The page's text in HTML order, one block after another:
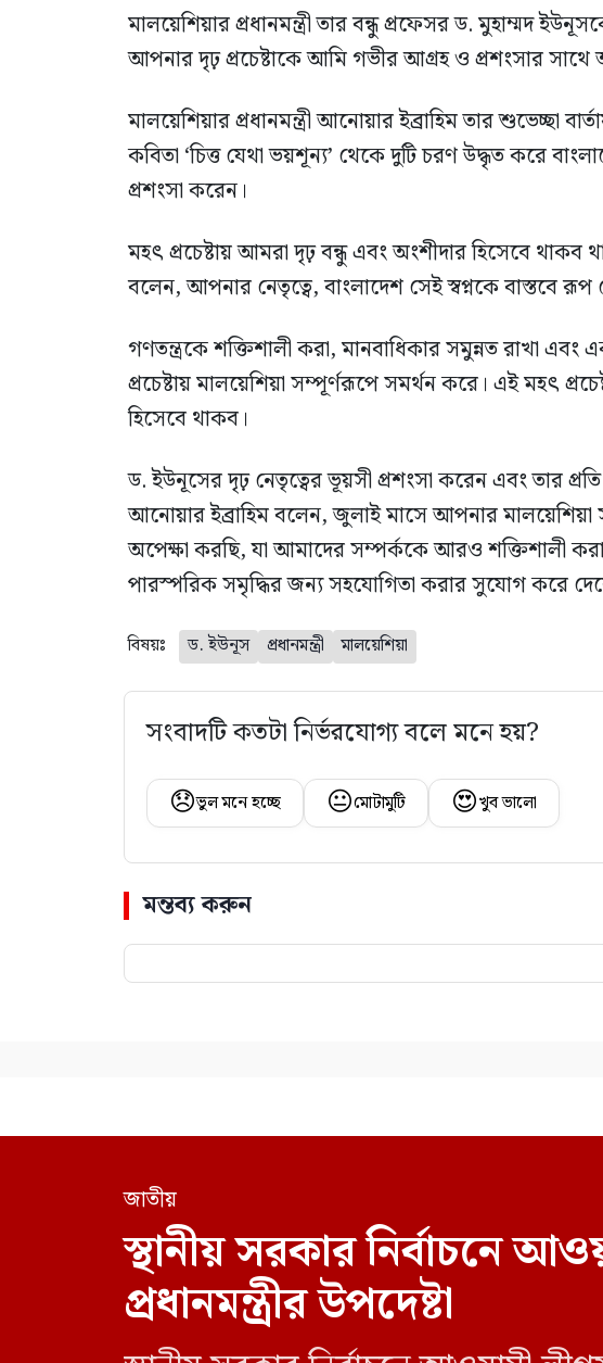
মালয়েশিয়ার প্রধানমন্ত্রী তার বন্ধু প্রফেসর ড. মুহাম্মদ
আপনার দৃঢ় প্রচেষ্টাকে আমি গভীর আগ্রহ ও প্রশংসার
মালয়েশিয়ার প্রধানমন্ত্রী আনোয়ার ইব্রাহিম তার শুভেচ্ছা
কবিতা ‘চিত্ত যেথা ভয়শূন্য’ থেকে দুটি চরণ উদ্ধৃত করে
প্রশংসা করেন।
মহৎ প্রচেষ্টায় আমরা দৃঢ় বন্ধু এবং অংশীদার হিসেবে থাকব
বলেন, আপনার নেতৃত্বে, বাংলাদেশ সেই স্বপ্নকে বাস্তবে
গণতন্ত্রকে শক্তিশালী করা, মানবাধিকার সমুন্নত রাখা
প্রচেষ্টায় মালয়েশিয়া সম্পূর্ণরূপে সমর্থন করে। এই মহৎ
হিসেবে থাকব।
ড. ইউনূসের দৃঢ় নেতৃত্বের ভূয়সী প্রশংসা করেন এবং তার
আনোয়ার ইব্রাহিম বলেন, জুলাই মাসে আপনার
অপেক্ষা করছি, যা আমাদের সম্পর্ককে আরও শক্তিশালী
পারস্পরিক সমৃদ্ধির জন্য সহযোগিতা করার সুযোগ করে
বিষয়ঃ ড. ইউনূস প্রধানমন্ত্রী মালয়েশিয়া
সংবাদটি কতটা নির্ভরযোগ্য বলে মনে হয়?
😞ভুল মনে হচ্ছে 😐মোটামুটি 😍খুব ভালো
মন্তব্য করুন
জাতীয়
স্থানীয় সরকার নির্বাচনে
প্রধানমন্ত্রীর উপদেষ্টা